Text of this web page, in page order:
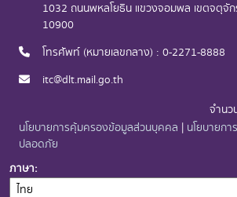
1032 ถนนพหลโยธิน แขวงจอมพล เขตจตุจั
10900
โทรศัพท์ (หมายเลขกลาง) : 0-2271-8888
itc@dlt.mail.go.th
จำนว
นโยบายการคุ้มครองข้อมูลส่วนบุคคล | นโยบายก
ปลอดภัย
ภาษา